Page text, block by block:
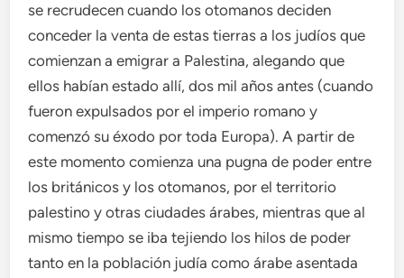
se recrudecen cuando los otomanos deciden
conceder la venta de estas tierras a los judíos que
comienzan a emigrar a Palestina, alegando que
ellos habían estado allí, dos mil años antes (cuando
fueron expulsados por el imperio romano y
comenzó su éxodo por toda Europa). A partir de
este momento comienza una pugna de poder entre
los británicos y los otomanos, por el territorio
palestino y otras ciudades árabes, mientras que al
mismo tiempo se iba tejiendo los hilos de poder
tanto en la población judía como árabe asentada